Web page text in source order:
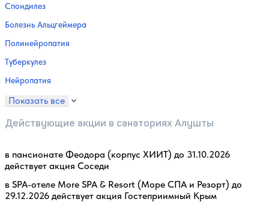
Спондилез
Болезнь Альцгеймера
Полинейропатия
Туберкулез
Нейропатия
Показать все
Действующие акции в санаториях Алушты
в пансионате Феодора (корпус ХИИТ) до 31.10.2026
действует акция Соседи
в SPA-отеле More SPA & Resort (Море СПА и Резорт) до
29.12.2026 действует акция Гостеприимный Крым